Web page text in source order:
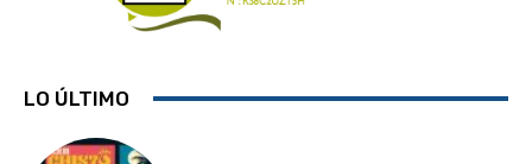
LO ÚLTIMO